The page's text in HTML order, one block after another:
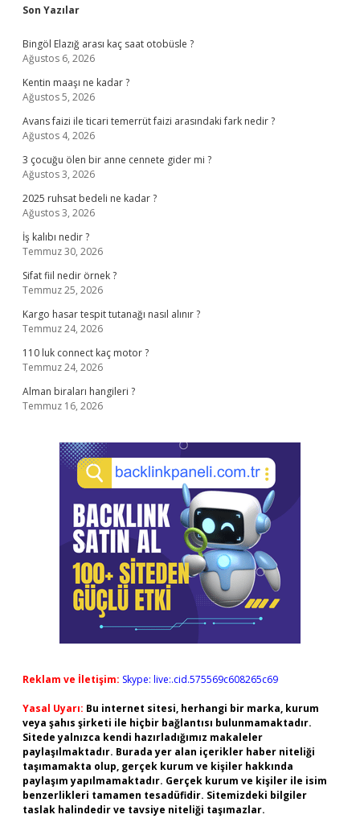
Sidebar
Son Yazılar
Bingöl Elazığ arası kaç saat otobüsle ?
Ağustos 6, 2026
Kentin maaşı ne kadar ?
Ağustos 5, 2026
Avans faizi ile ticari temerrüt faizi arasındaki fark nedir ?
Ağustos 4, 2026
3 çocuğu ölen bir anne cennete gider mi ?
Ağustos 3, 2026
2025 ruhsat bedeli ne kadar ?
Ağustos 3, 2026
İş kalıbı nedir ?
Temmuz 30, 2026
Sifat fiil nedir örnek ?
Temmuz 25, 2026
Kargo hasar tespit tutanağı nasıl alınır ?
Temmuz 24, 2026
110 luk connect kaç motor ?
Temmuz 24, 2026
Alman biraları hangileri ?
Temmuz 16, 2026
Reklam ve İletişim: Skype: live:.cid.575569c608265c69
Yasal Uyarı: Bu internet sitesi, herhangi bir marka, kurum
veya şahıs şirketi ile hiçbir bağlantısı bulunmamaktadır.
Sitede yalnızca kendi hazırladığımız makaleler
paylaşılmaktadır. Burada yer alan içerikler haber niteliği
taşımamakta olup, gerçek kurum ve kişiler hakkında
paylaşım yapılmamaktadır. Gerçek kurum ve kişiler ile isim
benzerlikleri tamamen tesadüfidir. Sitemizdeki bilgiler
taslak halindedir ve tavsiye niteliği taşımazlar.